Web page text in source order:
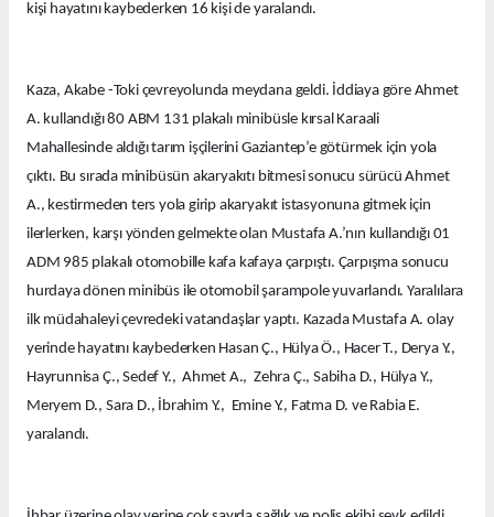
kişi hayatını kaybederken 16 kişi de yaralandı.
Kaza, Akabe -Toki çevreyolunda meydana geldi. İddiaya göre Ahmet
A. kullandığı 80 ABM 131 plakalı minibüsle kırsal Karaali
Mahallesinde aldığı tarım işçilerini Gaziantep’e götürmek için yola
çıktı. Bu sırada minibüsün akaryakıtı bitmesi sonucu sürücü Ahmet
A., kestirmeden ters yola girip akaryakıt istasyonuna gitmek için
ilerlerken, karşı yönden gelmekte olan Mustafa A.’nın kullandığı 01
ADM 985 plakalı otomobille kafa kafaya çarpıştı. Çarpışma sonucu
hurdaya dönen minibüs ile otomobil şarampole yuvarlandı. Yaralılara
ilk müdahaleyi çevredeki vatandaşlar yaptı. Kazada Mustafa A. olay
yerinde hayatını kaybederken Hasan Ç., Hülya Ö., Hacer T., Derya Y.,
Hayrunnisa Ç., Sedef Y., Ahmet A., Zehra Ç., Sabiha D., Hülya Y.,
Meryem D., Sara D., İbrahim Y., Emine Y., Fatma D. ve Rabia E.
yaralandı.